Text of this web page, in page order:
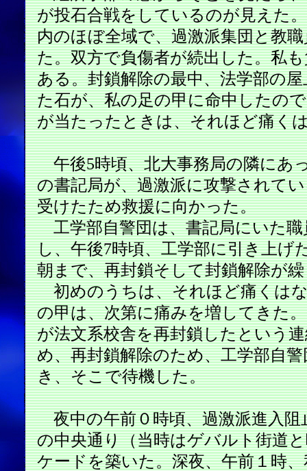
が投石合戦をしているのが見えた
内のほぼ全域で、過激派集団と教
た。双方で負傷者が続出した。私
ある。封鎖解除の最中、法学部の
た石が、私の足の甲に命中したの
が当たったときは、それほど痛く
午後5時頃、北大事務局の隣にあ
の書記局が、過激派に攻撃されて
受けたため救援に向かった。
工学部自警団は、書記局にいた職
し、午後7時頃、工学部に引き上げ
朝まで、再封鎖そして封鎖解除が
初めのうちは、それほど痛くは
の甲は、次第に痛みを増してきた
が法文系校舎を再封鎖したという
め、再封鎖解除のため、工学部自
き、そこで待機した。
夜中の午前０時頃、過激派進入阻
の中央通り（当時はゲバルト街道
ケードを築いた。深夜、午前１時